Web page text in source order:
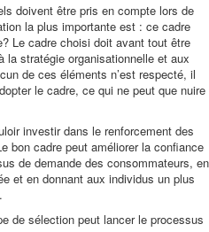
doivent être pris en compte lors de
la plus importante est : ce cadre
Le cadre choisi doit avant tout être
la stratégie organisationnelle et aux
de ces éléments n’est respecté, il
le cadre, ce qui ne peut que nuire
investir dans le renforcement des
bon cadre peut améliorer la confiance
de demande des consommateurs, en
et en donnant aux individus un plus
de sélection peut lancer le processus